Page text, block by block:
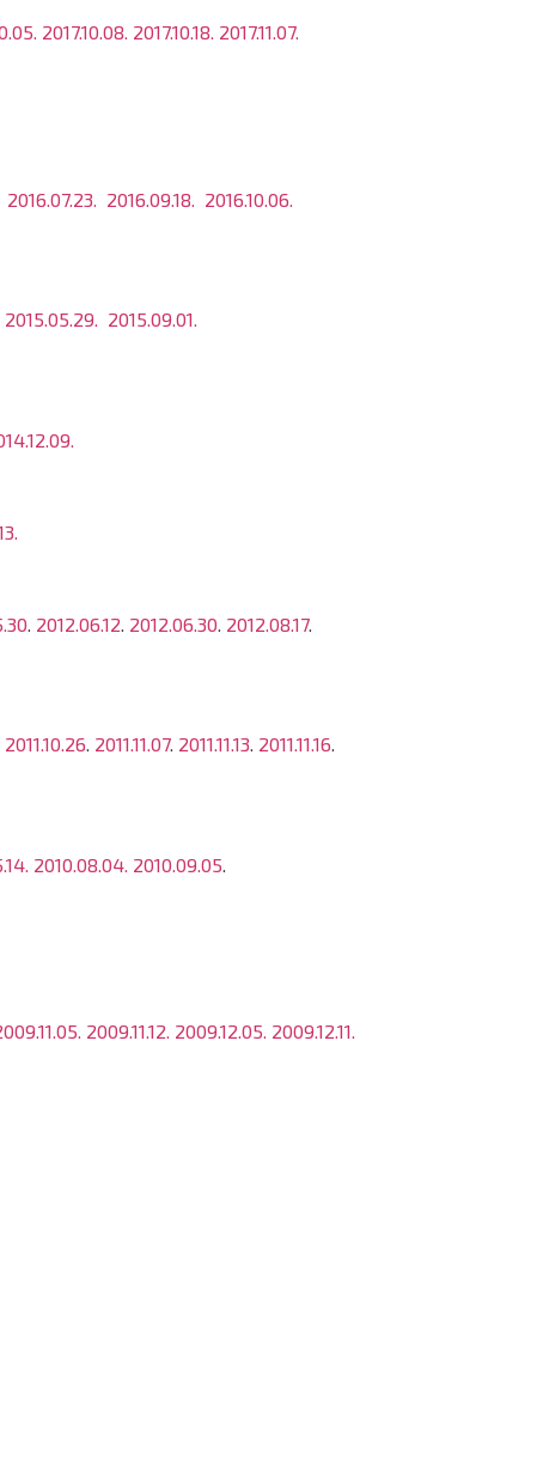
2017.10.08. 2017.10.18. 2017.11.07.
2016.07.23. 2016.09.18.
2016.10.06.
2015.05.29. 2015.09.01.
2012.06.12 2012.06.30 2012.08.17.
2011.10.26. 2011.11.07. 2011.11.13. 2011.11.16.
2010.08.04. 2010.09.05.
2009.11.12. 2009.12.05. 2009.12.11.